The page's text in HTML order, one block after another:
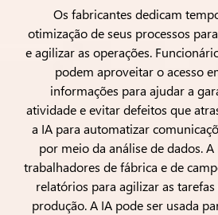
Os fabricantes dedicam
otimização de seus processos
e agilizar as operações.
podem aproveitar o acesso
informações para ajudar a
atividade e evitar defeitos que
a IA para automatizar
por meio da análise de dados.
trabalhadores de fábrica e de
relatórios para agilizar as
produção. A IA pode ser usada